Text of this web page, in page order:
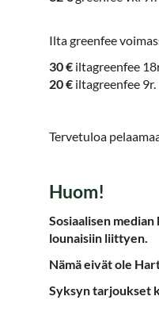
Ilta greenfee
30 € iltagreenfee
20 € iltagreenfee 9r.
Tervetuloa
Huom!
Sosiaalisen
lounaisiin liittyen.
Nämä eivät ole
Syksyn tarjoukset